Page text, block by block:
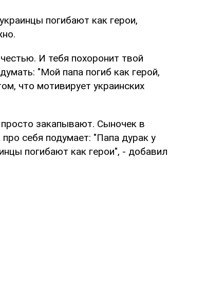
погибают как герои,
И тебя похоронит твой
"Мой папа погиб как герой,
что мотивирует украинских
закапывают. Сыночек в
себя подумает: "Папа дурак у
погибают как герои", - добавил